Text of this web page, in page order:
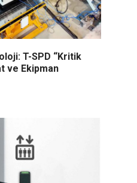
T-SPD “Kritik
ve Ekipman